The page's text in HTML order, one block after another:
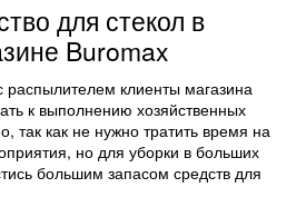
для стекол в
Buromax
распылителем клиенты магазина
к выполнению хозяйственных
так как не нужно тратить время на
но для уборки в больших
большим запасом средств для